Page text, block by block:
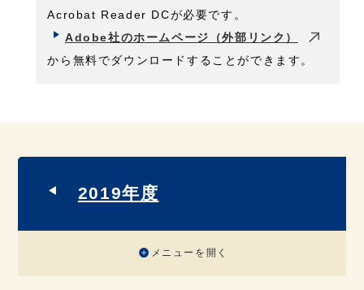
Acrobat Reader DCが必要です。
Adobe社のホームページ（外部リンク）
から無料でダウンロードすることができます。
2019年度
メニューを開く